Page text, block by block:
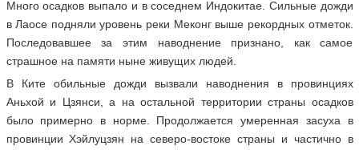
Много осадков выпало и в соседнем Индокитае. Сильные дожди
в Лаосе подняли уровень реки Меконг выше рекордных отметок.
Последовавшее за этим наводнение признано, как самое
страшное на памяти ныне живущих людей.
В Ките обильные дожди вызвали наводнения в провинциях
Аньхой и Цзянси, а на остальной территории страны осадков
было примерно в норме. Продолжается умеренная засуха в
провинции Хэйлуцзян на северо-востоке страны и частично в